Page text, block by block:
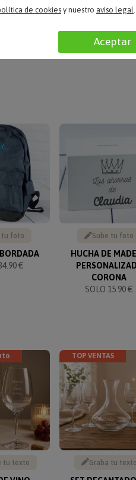
LEER TODAS LAS
tu foto
€
Sube tu foto
HUCHA DE
CORONA
SOLO 15.90 €
tu texto
TOP VENTAS
Graba tu texto
de cookies y nuestro aviso legal
Aceptar